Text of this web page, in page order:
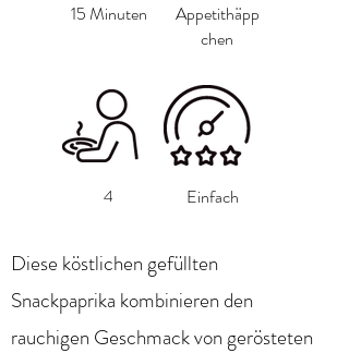
15 Minuten
Appetithäpp
chen
4 Einfach
Diese köstlichen gefüllten
Snackpaprika kombinieren den
rauchigen Geschmack von gerösteten